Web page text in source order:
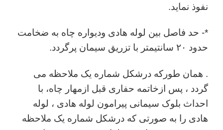
نفوذ نماید.
*- حد فاصل بین لوله هادی ودیواره چاه به ضخامت
حدود ۲۰ سانتیمتر با تزریق سیمان پرگردد.
. همان طورکه درشکل شماره یک ملاحظه می
گردد ، پس ازخاتمه حفاری قبل ازمهار چاه، با
احداث بلوک سیمانی پیرامون لوله هادی ، لوله
هادی را به صورتی که درشکل شماره یک ملاحظه